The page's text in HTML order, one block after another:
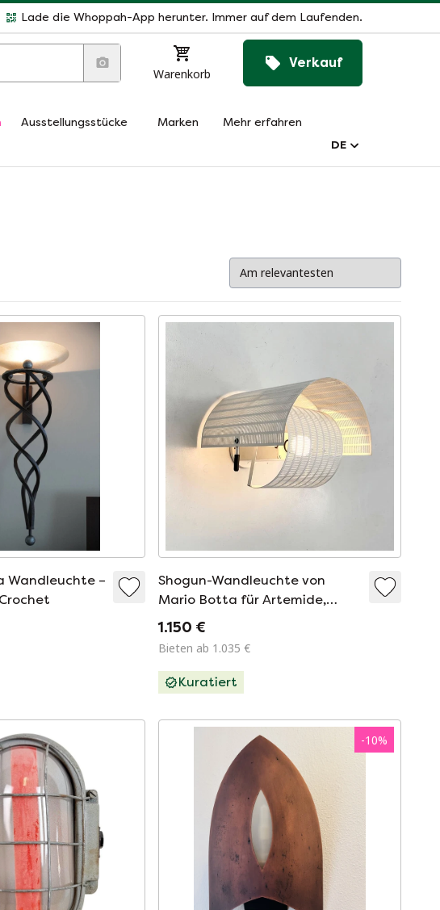
Lade die Whoppah-App herunter. Immer auf dem Laufenden.
Warenkorb
Verkauf
Ausstellungsstücke Marken
Mehr erfahren
DE
Wandleuchte –
Shogun-Wandleuchte von
Mario Botta für Artemide,
1980er Jahre
1.150 €
Bieten ab 1.035 €
Kuratiert
-10%